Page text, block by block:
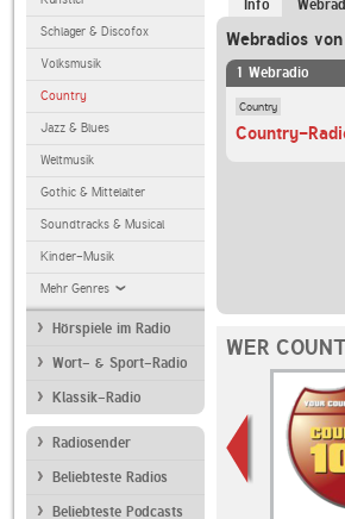
Schlager & Discofox
Volksmusik
Country
Jazz & Blues
Weltmusik
Gothic & Mittelalter
Soundtracks & Musical
Kinder-Musik
Mehr Genres
Hörspiele im Radio
Wort- & Sport-Radio
Klassik-Radio
Radiosender
Beliebteste Radios
Beliebteste Podcasts
Info
Webradios
1 Webradio
Country
Country-
WER